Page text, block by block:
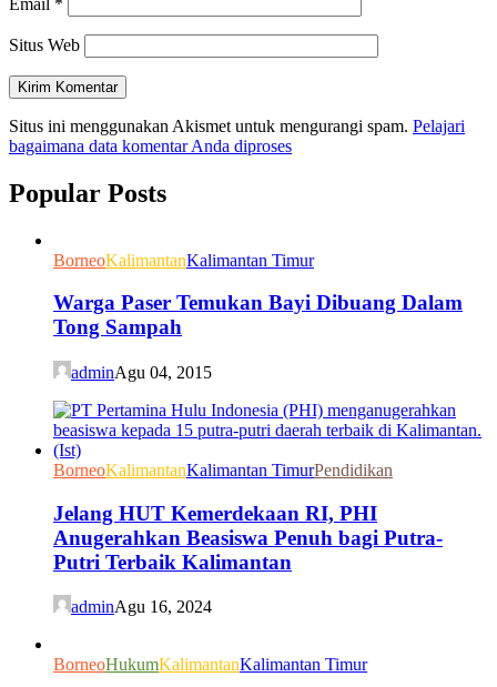
Situs Web
Situs ini menggunakan Akismet untuk mengurangi spam. Pelajari
bagaimana data komentar Anda diproses
Popular Posts
BorneoKalimantanKalimantan Timur
Warga Paser Temukan Bayi Dibuang Dalam
Tong Sampah
adminAgu 04, 2015
BorneoKalimantanKalimantan TimurPendidikan
Jelang HUT Kemerdekaan RI, PHI
Anugerahkan Beasiswa Penuh bagi Putra-
Putri Terbaik Kalimantan
adminAgu 16, 2024
BorneoHukumKalimantanKalimantan Timur